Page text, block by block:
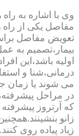
وی با اشاره به
مفاصل یکی از راه
تعویض مفاصل
بیمار،تصمیم به
اولیه باشد،این
درمانی،شنا و
می شوند یا زمان
در مراحل
که آرتروز پیشرفته
زانو
زیاد پیاده روی کنند.